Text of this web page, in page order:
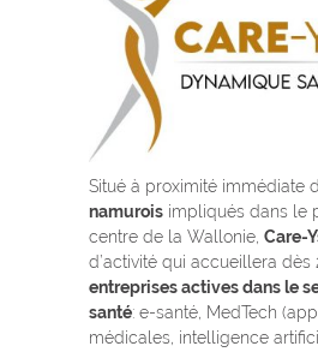
Situé à proximité immédiate
namurois impliqués dans le
centre de la Wallonie, Care-
d’activité qui accueillera dès
entreprises actives dans le
santé: e-santé, MedTech
médicales, intelligence